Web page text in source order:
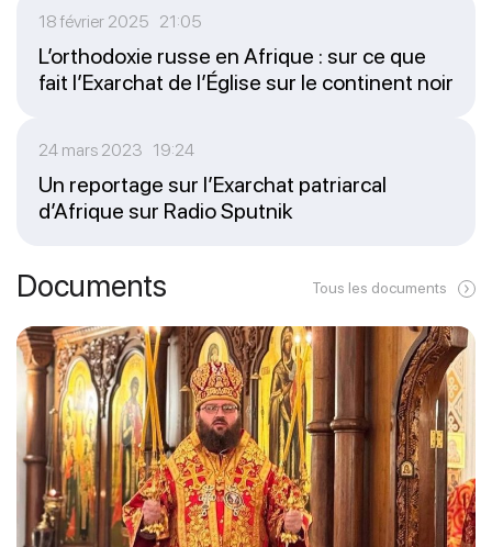
18 février 2025 21:05
L’orthodoxie russe en Afrique : sur ce que
fait l’Exarchat de l’Église sur le continent noir
24 mars 2023 19:24
Un reportage sur l’Exarchat patriarcal
d’Afrique sur Radio Sputnik
Documents Tous les documents